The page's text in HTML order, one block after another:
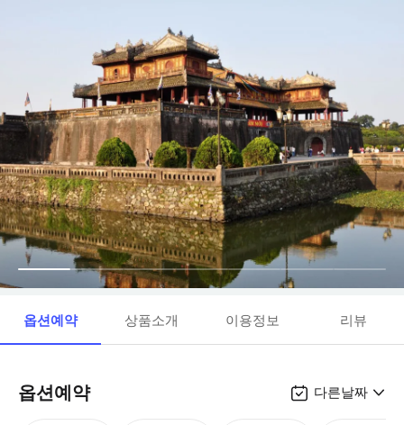
옵션예약 상품소개 이용정보 리뷰
옵션예약 다른날짜